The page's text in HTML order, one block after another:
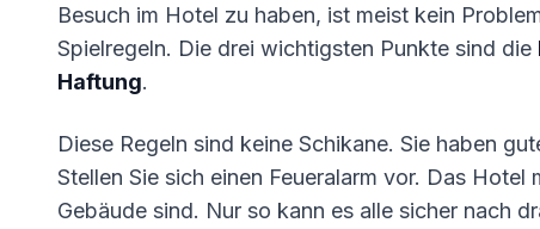
Besuch im Hotel zu haben, ist meist kein
Spielregeln. Die drei wichtigsten Punkte sind die
Haftung.
Diese Regeln sind keine Schikane. Sie haben
Stellen Sie sich einen Feueralarm vor. Das
Gebäude sind. Nur so kann es alle sicher nach